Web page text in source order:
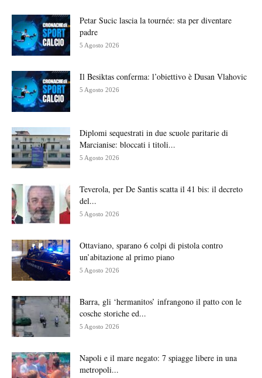
Petar Sucic lascia la tournée: sta per diventare
padre
5 Agosto 2026
Il Besiktas conferma: l’obiettivo è Dusan Vlahovic
5 Agosto 2026
Diplomi sequestrati in due scuole paritarie di
Marcianise: bloccati i titoli...
5 Agosto 2026
Teverola, per De Santis scatta il 41 bis: il decreto
del...
5 Agosto 2026
Ottaviano, sparano 6 colpi di pistola contro
un’abitazione al primo piano
5 Agosto 2026
Barra, gli ‘hermanitos’ infrangono il patto con le
cosche storiche ed...
5 Agosto 2026
Napoli e il mare negato: 7 spiagge libere in una
metropoli...